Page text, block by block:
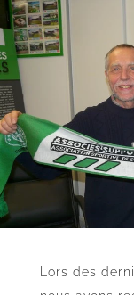
Lors des